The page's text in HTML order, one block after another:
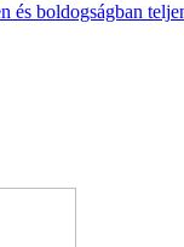
és boldogságban